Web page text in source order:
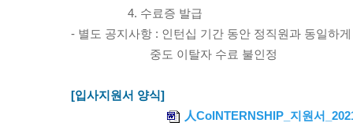
4. 수료증 발급
- 별도 공지사항 : 인턴십 기간 동안 정직원과 동일하
중도 이탈자 수료 불인정
[입사지원서 양식]
人CoINTERNSHIP_지원서